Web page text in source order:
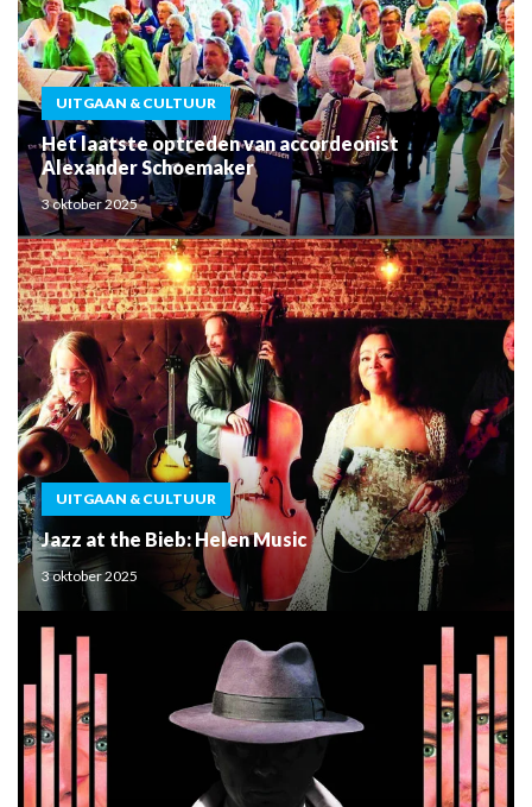
UITGAAN & CULTUUR
Het laatste optreden van accordeonist
Alexander Schoemaker
3 oktober 2025
UITGAAN & CULTUUR
Jazz at the Bieb: Helen Music
3 oktober 2025